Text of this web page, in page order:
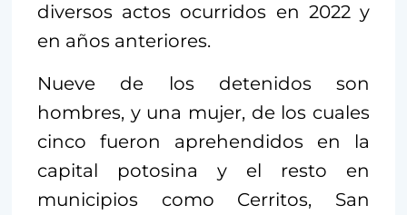
diversos actos ocurridos en 2022 y
en años anteriores.
Nueve de los detenidos son
hombres, y una mujer, de los cuales
cinco fueron aprehendidos en la
capital potosina y el resto en
municipios como Cerritos, San